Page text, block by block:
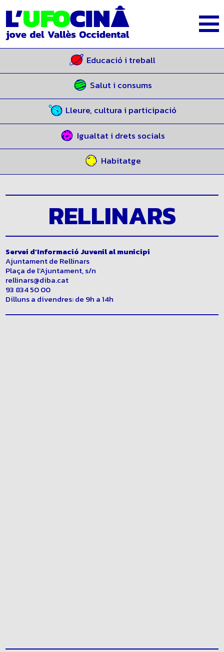
Educació i treball
Salut i consums
Lleure, cultura i participació
Igualtat i drets socials
Habitatge
RELLINARS
Servei d’Informació Juvenil al municipi
Ajuntament de Rellinars
Plaça de l’Ajuntament, s/n
rellinars@diba.cat
93 834 50 00
Dilluns a divendres: de 9h a 14h